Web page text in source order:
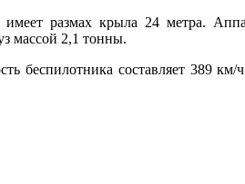
размах крыла 24 метра.
массой 2,1 тонны.
беспилотника составляет 389